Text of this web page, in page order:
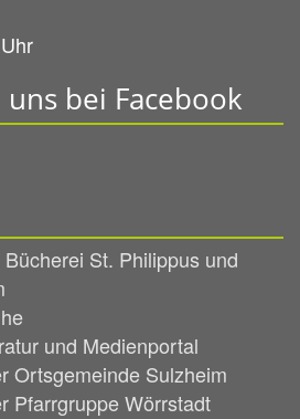
uns bei Facebook
St. Philippus und
und Medienportal
Ortsgemeinde Sulzheim
Pfarrgruppe Wörrstadt